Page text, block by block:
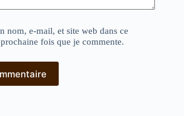
nom, e-mail, et site web dans ce
fois que je commente.